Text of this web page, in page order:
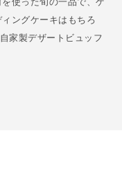
ングケーキはもちろ
家製デザートビュッフ